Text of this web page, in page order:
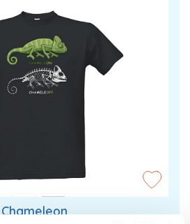
Chameleon